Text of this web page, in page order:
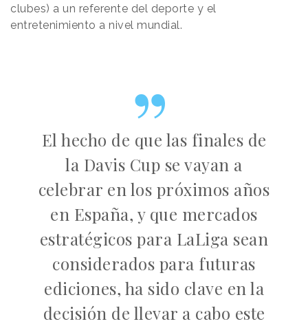
clubes) a un referente del deporte y el
entretenimiento a nivel mundial.
El hecho de que las finales de
la Davis Cup se vayan a
celebrar en los próximos años
en España, y que mercados
estratégicos para LaLiga sean
considerados para futuras
ediciones, ha sido clave en la
decisión de llevar a cabo este